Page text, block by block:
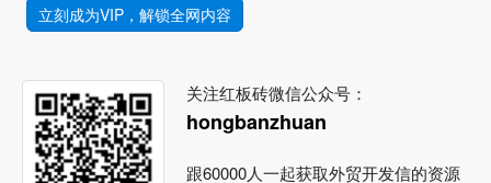
立刻成为VIP，解锁全网内容
关注红板砖微信公众号：
hongbanzhuan
跟60000人一起获取外贸开发信的资源